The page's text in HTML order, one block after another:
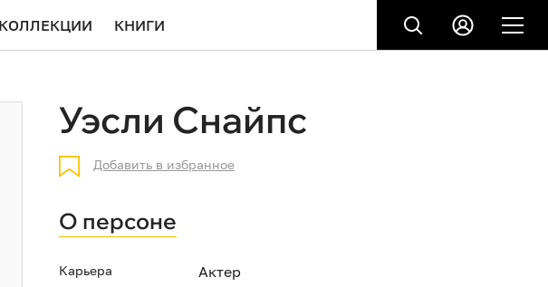
КОЛЛЕКЦИИ КНИГИ
Уэсли Снайпс
Добавить в избранное
О персоне
Карьера Актер